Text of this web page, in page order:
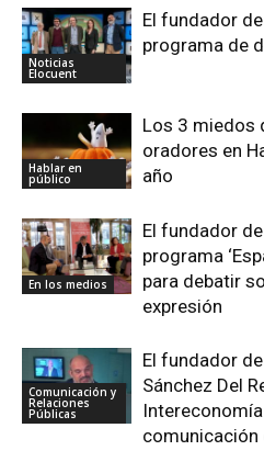
Noticias
Elocuent
El fundador
programa de
Hablar en
público
Los 3 miedos
oradores en
año
En los medios
El fundador
programa
para debatir
expresión
Comunicación y
Relaciones
Públicas
El fundador
Sánchez Del